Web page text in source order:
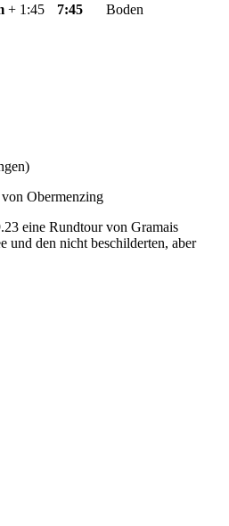
+ 1:45 7:45 Boden
Obermenzing
eine Rundtour von Gramais
und den nicht beschilderten, aber